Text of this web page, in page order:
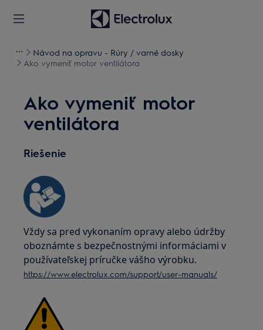
Návod na opravu - Rúry / varné dosky
Ako vymeniť motor ventilátora
Ako vymeniť motor
ventilátora
Riešenie
Vždy sa pred vykonaním opravy alebo údržby
oboznámte s bezpečnostnými informáciami v
používateľskej príručke vášho výrobku.
https://www.electrolux.com/support/user-manuals/